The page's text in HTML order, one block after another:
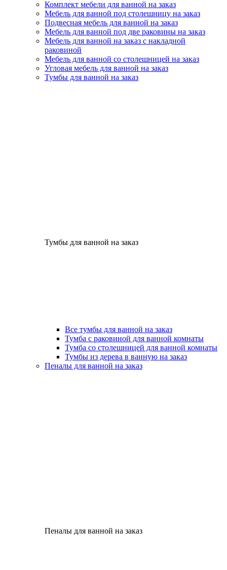
Комплект мебели для ванной на заказ
Мебель для ванной под столешницу на заказ
Подвесная мебель для ванной на заказ
Мебель для ванной под две раковины на заказ
Мебель для ванной на заказ с накладной
раковиной
Мебель для ванной со столешницей на заказ
Угловая мебель для ванной на заказ
Тумбы для ванной на заказ
Тумбы для ванной на заказ
Все тумбы для ванной на заказ
Тумба с раковиной для ванной комнаты
Тумба со столешницей для ванной комнаты
Тумбы из дерева в ванную на заказ
Пеналы для ванной на заказ
Пеналы для ванной на заказ